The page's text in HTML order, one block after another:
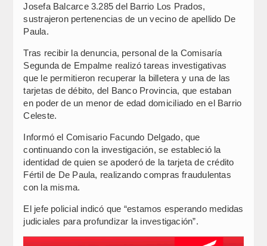
Josefa Balcarce 3.285 del Barrio Los Prados,
sustrajeron pertenencias de un vecino de apellido De
Paula.
Tras recibir la denuncia, personal de la Comisaría
Segunda de Empalme realizó tareas investigativas
que le permitieron recuperar la billetera y una de las
tarjetas de débito, del Banco Provincia, que estaban
en poder de un menor de edad domiciliado en el Barrio
Celeste.
Informó el Comisario Facundo Delgado, que
continuando con la investigación, se estableció la
identidad de quien se apoderó de la tarjeta de crédito
Fértil de De Paula, realizando compras fraudulentas
con la misma.
El jefe policial indicó que “estamos esperando medidas
judiciales para profundizar la investigación”.